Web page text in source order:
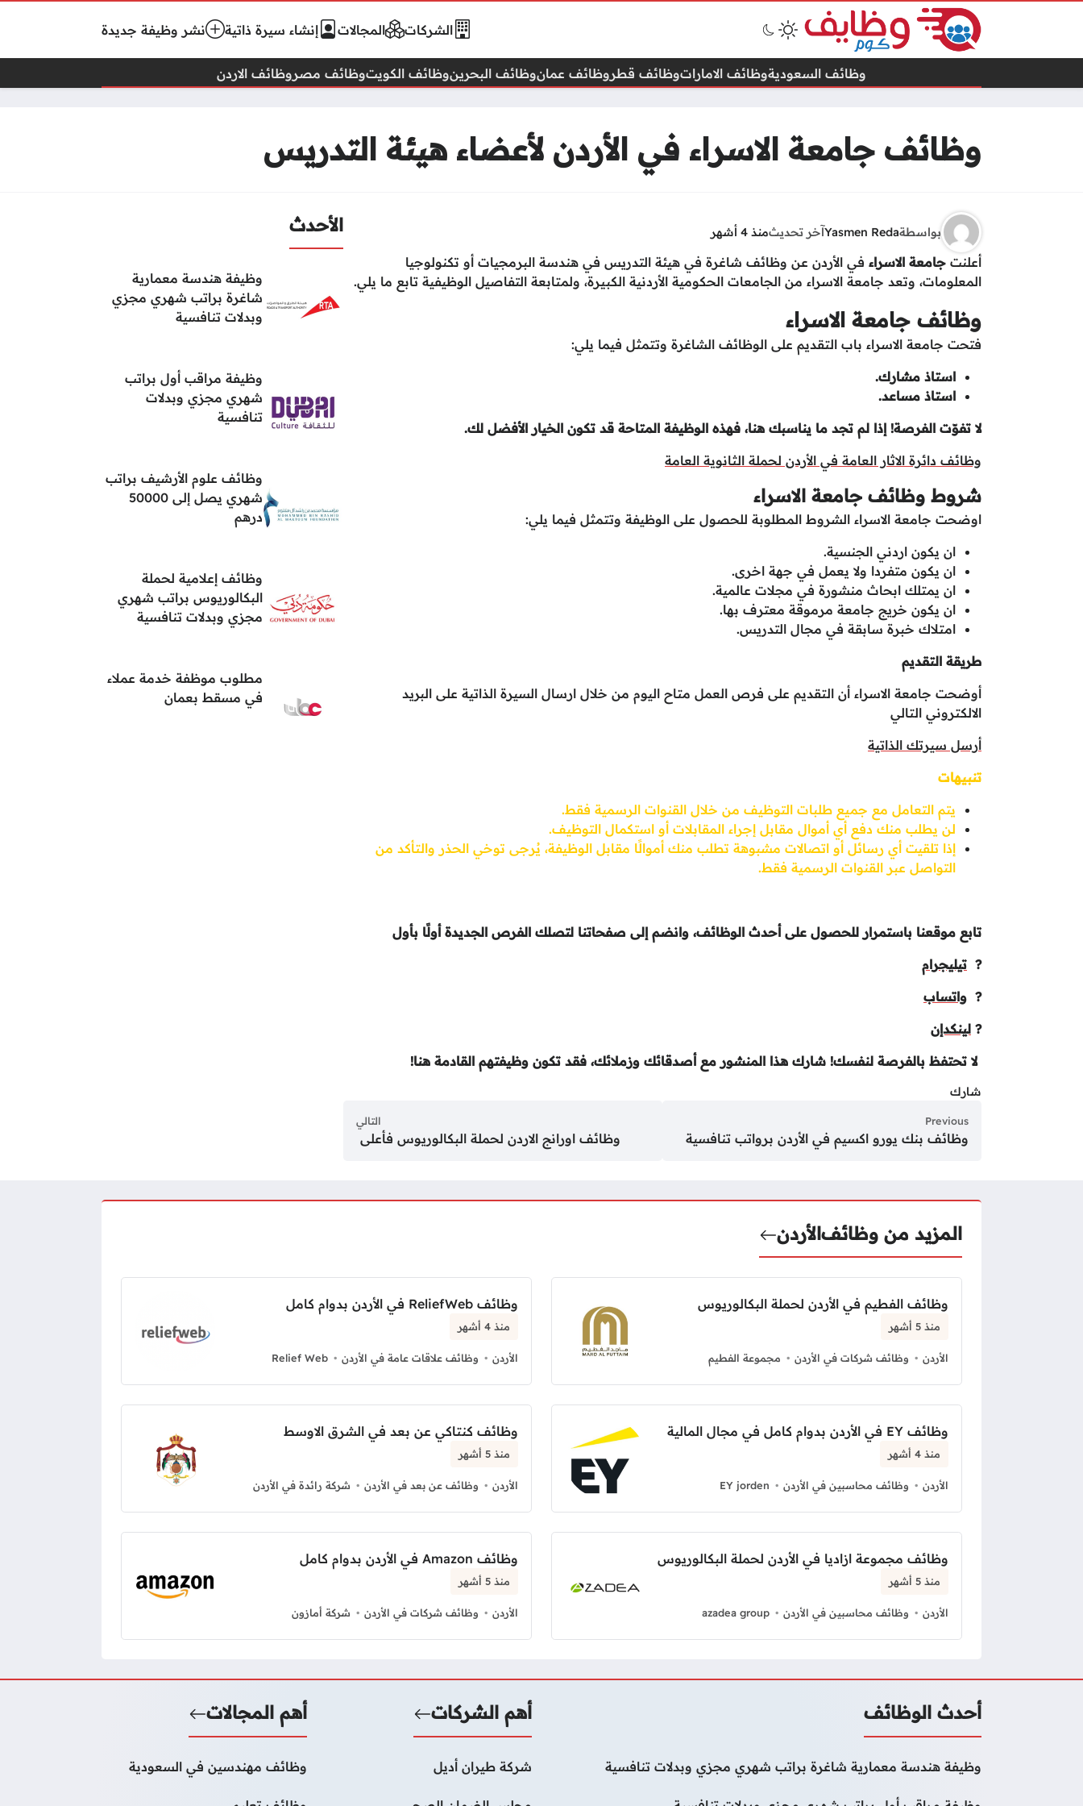
الشركات المجالات إنشاء سيرة ذاتية نشر وظيفة جديدة
وظائف السعوديةوظائف الاماراتوظائف قطروظائف عمانوظائف البحرينوظائف الكويتوظائف مصروظائف الاردن
وظائف جامعة الاسراء في الأردن لأعضاء هيئة التدريس
الأحدث
وظيفة هندسة معمارية
شاغرة براتب شهري مجزي
وبدلات تنافسية
وظيفة مراقب أول براتب
شهري مجزي وبدلات
تنافسية
وظائف علوم الأرشيف براتب
شهري يصل إلى 50000
درهم
وظائف إعلامية لحملة
البكالوريوس براتب شهري
مجزي وبدلات تنافسية
مطلوب موظفة خدمة عملاء
في مسقط بعمان
بواسطةYasmen Redaآخر تحديثمنذ 4 أشهر
أعلنت جامعة الاسراء في الأردن عن وظائف شاغرة في هيئة التدريس في هندسة البرمجيات أو تكنولوجيا
المعلومات، وتعد جامعة الاسراء من الجامعات الحكومية الأردنية الكبيرة، ولمتابعة التفاصيل الوظيفية تابع ما يلي.
وظائف جامعة الاسراء
فتحت جامعة الاسراء باب التقديم على الوظائف الشاغرة وتتمثل فيما يلي:
استاذ مشارك.
استاذ مساعد.
لا تفوّت الفرصة! إذا لم تجد ما يناسبك هنا، فهذه الوظيفة المتاحة قد تكون الخيار الأفضل لك.
وظائف دائرة الاثار العامة في الأردن لحملة الثانوية العامة
شروط وظائف جامعة الاسراء
اوضحت جامعة الاسراء الشروط المطلوبة للحصول على الوظيفة وتتمثل فيما يلي:
ان يكون اردني الجنسية.
ان يكون متفردا ولا يعمل في جهة اخرى.
ان يمتلك ابحاث منشورة في مجلات عالمية.
ان يكون خريج جامعة مرموقة معترف بها.
امتلاك خبرة سابقة في مجال التدريس.
طريقة التقديم
أوضحت جامعة الاسراء أن التقديم على فرص العمل متاح اليوم من خلال ارسال السيرة الذاتية على البريد
الالكتروني التالي
أرسل سيرتك الذاتية
تنبيهات
يتم التعامل مع جميع طلبات التوظيف من خلال القنوات الرسمية فقط.
لن يطلب منك دفع أي أموال مقابل إجراء المقابلات أو استكمال التوظيف.
إذا تلقيت أي رسائل أو اتصالات مشبوهة تطلب منك أموالًا مقابل الوظيفة، يُرجى توخي الحذر والتأكد من
التواصل عبر القنوات الرسمية فقط.
تابع موقعنا باستمرار للحصول على أحدث الوظائف، وانضم إلى صفحاتنا لتصلك الفرص الجديدة أولًا بأول
? تيليجرام
? واتساب
? لينكدإن
لا تحتفظ بالفرصة لنفسك! شارك هذا المنشور مع أصدقائك وزملائك، فقد تكون وظيفتهم القادمة هنا!
شارك
Previous
وظائف بنك يورو اكسيم في الأردن برواتب تنافسية
التالي
وظائف اورانج الاردن لحملة البكالوريوس فأعلى
المزيد من وظائفالأردن
وظائف الفطيم في الأردن لحملة البكالوريوس
منذ 5 أشهر
الأردن وظائف شركات في الأردن مجموعة الفطيم
وظائف ReliefWeb في الأردن بدوام كامل
منذ 4 أشهر
الأردن وظائف علاقات عامة في الأردن Relief Web
وظائف EY في الأردن بدوام كامل في مجال المالية
منذ 4 أشهر
الأردن وظائف محاسبين في الأردن EY jorden
وظائف كنتاكي عن بعد في الشرق الاوسط
منذ 5 أشهر
الأردن وظائف عن بعد في الأردن شركة رائدة في الأردن
وظائف مجموعة ازاديا في الأردن لحملة البكالوريوس
منذ 5 أشهر
الأردن وظائف محاسبين في الأردن azadea group
وظائف Amazon في الأردن بدوام كامل
منذ 5 أشهر
الأردن وظائف شركات في الأردن شركة أمازون
أحدث الوظائف
وظيفة هندسة معمارية شاغرة براتب شهري مجزي وبدلات تنافسية
أهم الشركات
شركة طيران أديل
أهم المجالات
وظائف مهندسين في السعودية